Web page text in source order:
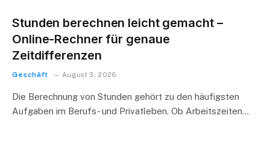
Stunden berechnen leicht gemacht –
Online-Rechner für genaue
Zeitdifferenzen
Geschäft August 3, 2026
Die Berechnung von Stunden gehört zu den häufigsten
Aufgaben im Berufs- und Privatleben. Ob Arbeitszeiten…